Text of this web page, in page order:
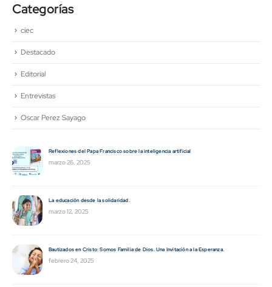
Categorías
ciec
Destacado
Editorial
Entrevistas
Oscar Perez Sayago
la Esperanza.
El manejo y el conocimiento de las emociones y cómo influyen en la
Ecosistema CREO: un Camino de Transformación inclusiva, humana y
Educar para cuidar la vida: una apuesta al futuro.